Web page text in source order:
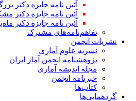
آئین نامه جایزه دکتر بزرگ
آئین نامه جایزه دکتر
آئین نامه جایزه دکتر
تفاهم‌نامه‌های مشترک
نشریات انجمن
نشریه علوم آماری
پژوهشنامه انجمن آمار ایران
مجله اندیشه آماری
خبرنامه انجمن
کتاب‌ها
گردهمایی‌ها